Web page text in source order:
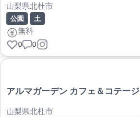
山梨県北杜市
公園 土
無料
0 0
アルマガーデン カフェ＆コテージ
山梨県北杜市